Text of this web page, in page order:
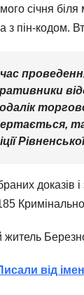
січня біля
з пін-кодом.
житель
від